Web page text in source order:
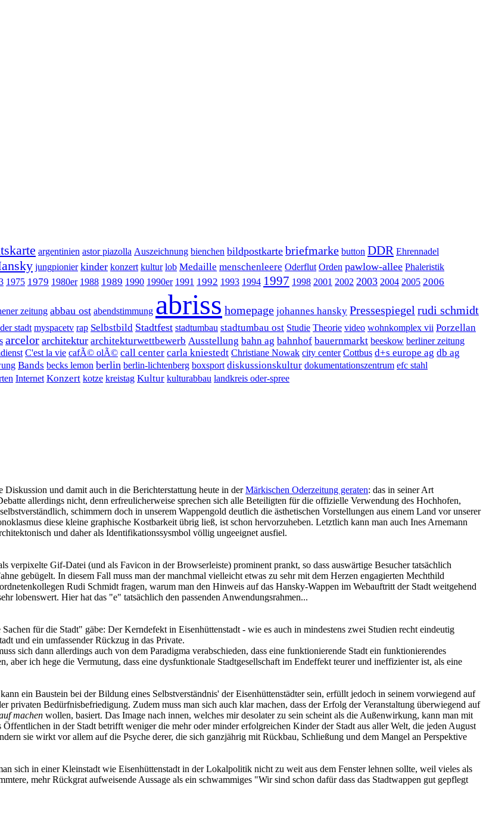
argentinien astor piazolla Auszeichnung bienchen bildpostkarte briefmarke button DDR Ehrennadel
jungpionier kinder konzert kultur lob Medaille menschenleere Oderflut Orden pawlow-allee Phaleristik
1975 1979 1980er 1988 1989 1990 1990er 1991 1992 1993 1994 1997 1998 2001 2002 2003 2004 2005 2006
zeitung abbau ost abendstimmung abriss homepage johannes hansky Pressespiegel rudi schmidt
stadt myspacetv rap Selbstbild Stadtfest stadtumbau stadtumbau ost Studie Theorie video wohnkomplex vii Porzellan
arcelor architektur architekturwettbewerb Ausstellung bahn ag bahnhof bauernmarkt beeskow berliner zeitung
C'est la vie cafÃ© olÃ© call center carla kniestedt Christiane Nowak city center Cottbus d+s europe ag db ag
Bands becks lemon berlin berlin-lichtenberg boxsport diskussionskultur dokumentationszentrum efc stahl
Internet Konzert kotze kreistag Kultur kulturabbau landkreis oder-spree
und damit auch in die Berichterstattung heute in derMärkischen Oderzeitung geraten: das in seiner Art
allerdings nicht, denn erfreulicherweise sprechen sich alle Beteiligten für die offizielle Verwendung des Hochhofen,
schimmern doch in unserem Wappengold deutlich die ästhetischen Vorstellungen aus einem Land vor unserer
diese kleine graphische Kostbarkeit übrig ließ, ist schon hervorzuheben. Letztlich kann man auch Ines Arnemann
und daher als Identifikationssysmbol völlig ungeeignet ausfiel.
verpixelte Gif-Datei (und als Favicon in der Browserleiste) prominent prankt, so dass auswärtige Besucher tatsächlich
gebügelt. In diesem Fall muss man der manchmal vielleicht etwas zu sehr mit dem Herzen engagierten Mechthild
Rudi Schmidt fragen, warum man den Hinweis auf das Hansky-Wappen im Webauftritt der Stadt weitgehend
lobenswert. Hier hat das "e" tatsächlich den passenden Anwendungsrahmen...
für die Stadt" gäbe: Der Kerndefekt in Eisenhüttenstadt - wie es auch in mindestens zwei Studien recht eindeutig
und ein umfassender Rückzug in das Private.
sich dann allerdings auch von dem Paradigma verabschieden, dass eine funktionierende Stadt ein funktionierendes
aber ich hege die Vermutung, dass eine dysfunktionale Stadtgesellschaft im Endeffekt teurer und ineffizienter ist, als eine
ein Baustein bei der Bildung eines Selbstverständnis' der Eisenhüttenstädter sein, erfüllt jedoch in seinem vorwiegend auf
privaten Bedürfnisbefriedigung. Zudem muss man sich auch klar machen, dass der Erfolg der Veranstaltung überwiegend auf
machen wollen, basiert. Das Image nach innen, welches mir desolater zu sein scheint als die Außenwirkung, kann man mit
in der Stadt betrifft weniger die mehr oder minder erfolgreichen Kinder der Stadt aus aller Welt, die jeden August
sie wirkt vor allem auf die Psyche derer, die sich ganzjährig mit Rückbau, Schließung und dem Mangel an Perspektive
sich in einer Kleinstadt wie Eisenhüttenstadt in der Lokalpolitik nicht zu weit aus dem Fenster lehnen sollte, weil vieles als
mehr Rückgrat aufweisende Aussage als ein schwammiges "Wir sind schon dafür dass das Stadtwappen gut gepflegt